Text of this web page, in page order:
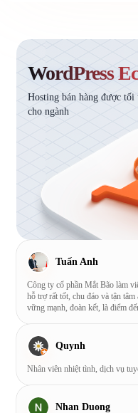
WordPress
Hosting bán hàng được
cho ngành
Công ty cổ phần Mắt Bão làm
hỗ trợ rất tốt, chu đáo và tận
vững mạnh, đoàn kết, là điểm
Tuấn Anh
Nhân viên nhiệt tình, dịch vụ
Quynh
Nhan Duong